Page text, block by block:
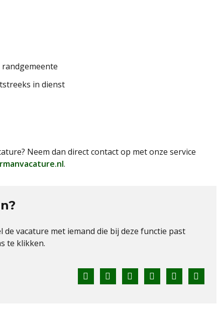
in dienst
Neem dan direct contact op met onze service
.
vacature met iemand die bij deze functie past
te klikken.
FacebookTwitterLinkedInPinterestWhatsApp
E-
mail